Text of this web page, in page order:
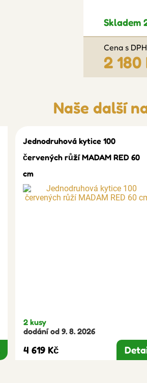
Skladem
Cena s DPH
2 180
Naše další
Jednodruhová kytice 100
červených růží MADAM RED 60
cm
2 kusy
dodání od 9. 8. 2026
4 619 Kč